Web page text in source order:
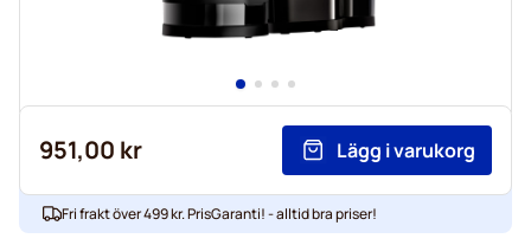
951,00 kr Lägg i varukorg
Fri frakt över 499 kr. PrisGaranti! - alltid bra priser!